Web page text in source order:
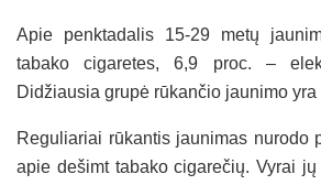
Apie penktadalis 15-29 metų
tabako cigaretes, 6,9 proc. –
Didžiausia grupė rūkančio jaunimo yra
Reguliariai rūkantis jaunimas nurodo
apie dešimt tabako cigarečių. Vyrai